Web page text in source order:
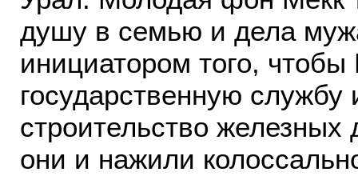
душу в семью и дела
инициатором того,
государственную службу
строительство железных
они и нажили